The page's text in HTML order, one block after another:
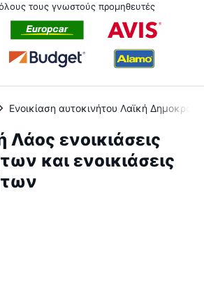
τους γνωστούς προμηθευτές
Ενοικίαση αυτοκινήτου Λαϊκή
ενοικιάσεις
και ενοικιάσεις